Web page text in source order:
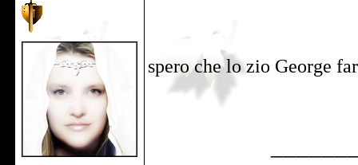
spero che lo zio George